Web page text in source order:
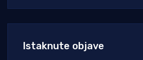
Istaknute objave